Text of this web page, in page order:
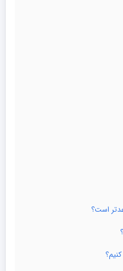
است؟